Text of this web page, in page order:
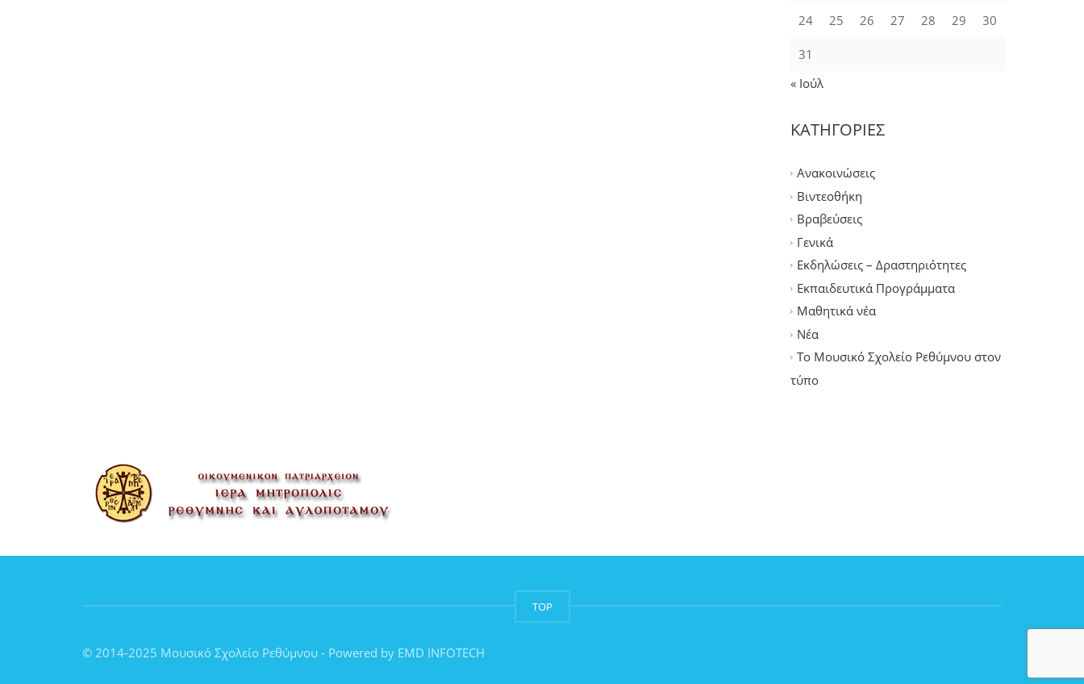
24 25 26 27 28 29 30
31
« Ιούλ
ΚΑΤΗΓΟΡΙΕΣ
Ανακοινώσεις
Βιντεοθήκη
Βραβεύσεις
Γενικά
Εκδηλώσεις – Δραστηριότητες
Εκπαιδευτικά Προγράμματα
Μαθητικά νέα
Νέα
Το Μουσικό Σχολείο Ρεθύμνου στον
τύπο
TOP
© 2014-2025 Μουσικό Σχολείο Ρεθύμνου - Powered by EMD INFOTECH